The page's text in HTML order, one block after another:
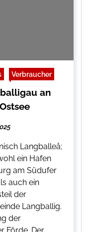
Verbraucher
an
Langballeå;
ein Hafen
am Südufer
auch ein
der
Langballig.
der
Förde. Der